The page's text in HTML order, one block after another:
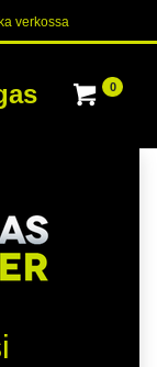
verk​​​​ossa
0